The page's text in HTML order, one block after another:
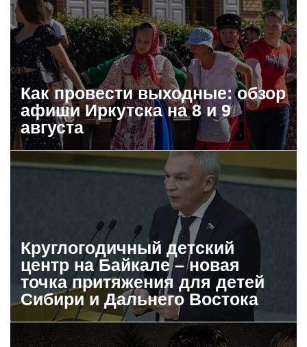
Как провести выходные: обзор
афиши Иркутска на 8 и 9
августа
Круглогодичный детский
центр на Байкале – новая
точка притяжения для детей
Сибири и Дальнего Востока